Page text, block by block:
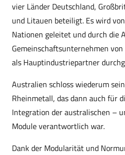
vier Länder Deutschland,
und Litauen beteiligt. Es wird
Nationen geleitet und durch die
Gemeinschaftsunternehmen
als Hauptindustriepartner
Australien schloss wiederum
Rheinmetall, das dann auch für
Integration der australischen –
Module verantwortlich war.
Dank der Modularität und